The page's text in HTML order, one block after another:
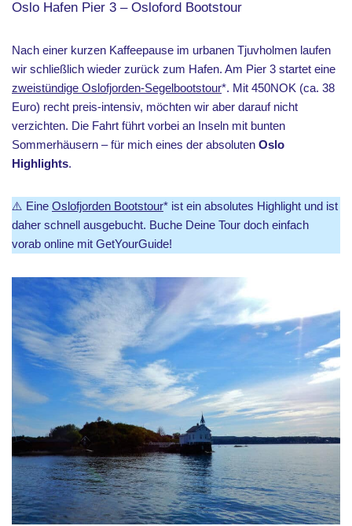
Oslo Hafen Pier 3 – Osloford Bootstour
Nach einer kurzen Kaffeepause im urbanen Tjuvholmen laufen
wir schließlich wieder zurück zum Hafen. Am Pier 3 startet eine
zweistündige Oslofjorden-Segelbootstour*. Mit 450NOK (ca. 38
Euro) recht preis-intensiv, möchten wir aber darauf nicht
verzichten. Die Fahrt führt vorbei an Inseln mit bunten
Sommerhäusern – für mich eines der absoluten Oslo
Highlights.
⚠️ Eine Oslofjorden Bootstour* ist ein absolutes Highlight und ist
daher schnell ausgebucht. Buche Deine Tour doch einfach
vorab online mit GetYourGuide!